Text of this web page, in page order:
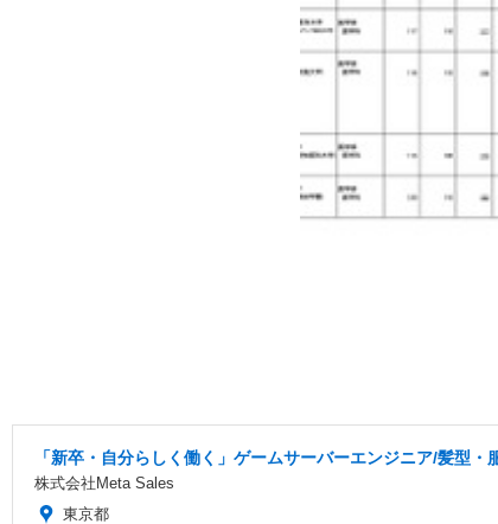
「新卒・自分らしく働く」ゲームサーバーエンジニア/髪型
株式会社Meta Sales
東京都